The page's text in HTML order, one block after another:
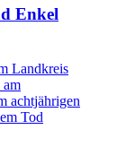
Enkel
Landkreis
am
achtjährigen
Tod